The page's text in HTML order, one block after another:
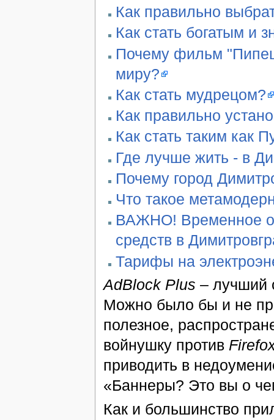
Как правильно
Как стать богатым и
Почему фильм
миру?
Как стать мудрецом?
Как правильно
Как стать таким как
Где лучше жить - в
Почему город
Что такое
ВАЖНО! Временное
средств в
Тарифы на
AdBlock Plus – лучший
Можно было бы и не
полезное,
войнушку против
приводить в
«Баннеры? Это вы о
Как и большинство